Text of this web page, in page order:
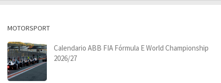
MOTORSPORT
Calendario ABB FIA Fórmula E World Championship
2026/27